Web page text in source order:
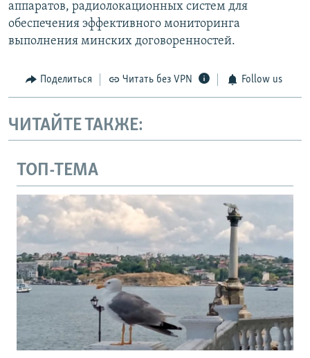
аппаратов, радиолокационных систем для
обеспечения эффективного мониторинга
выполнения минских договоренностей.
Поделиться Читать без VPN Follow us
ЧИТАЙТЕ ТАКЖЕ:
ТОП-ТЕМА